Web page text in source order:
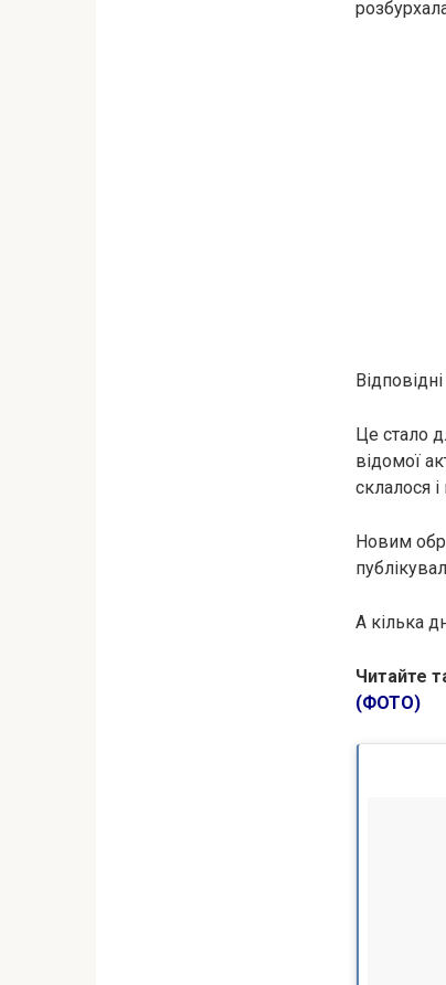
Це стало
відомої
склалося
Новим
А кілька
Читайте
(ФОТО)